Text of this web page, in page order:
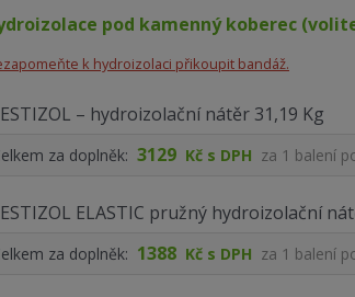
pod kamenný koberec
k hydroizolaci přikoupit bandáž.
– hydroizolační nátěr 31,19 Kg
za doplněk: 3129 Kč s DPH za 1 balení
ELASTIC pružný hydroizolační
za doplněk: 1388 Kč s DPH za 1 balení